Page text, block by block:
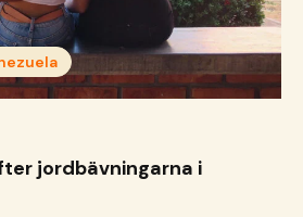
jordbävningarna i